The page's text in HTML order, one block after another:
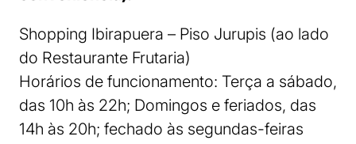
Shopping Ibirapuera – Piso Jurupis (ao lado
do Restaurante Frutaria)
Horários de funcionamento: Terça a sábado,
das 10h às 22h; Domingos e feriados, das
14h às 20h; fechado às segundas-feiras